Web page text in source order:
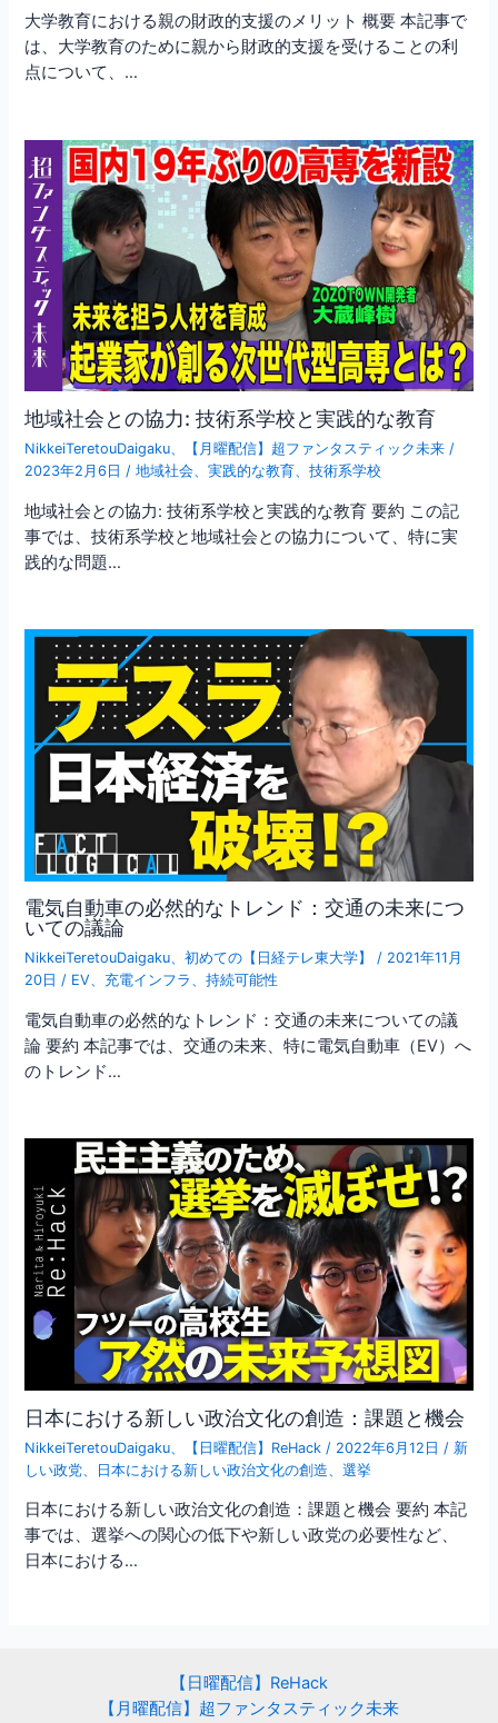
大学教育における親の財政的支援のメリット 概要 本記事で
は、大学教育のために親から財政的支援を受けることの利
点について、…
地域社会との協力: 技術系学校と実践的な教育
NikkeiTeretouDaigaku、 【月曜配信】超ファンタスティック未来 /
2023年2月6日 /地域社会、実践的な教育、技術系学校
地域社会との協力: 技術系学校と実践的な教育 要約 この記
事では、技術系学校と地域社会との協力について、特に実
践的な問題…
電気自動車の必然的なトレンド：交通の未来につ
いての議論
NikkeiTeretouDaigaku、初めての【日経テレ東大学】 / 2021年11月
20日 / EV、充電インフラ 、持続可能性
電気自動車の必然的なトレンド：交通の未来についての議
論 要約 本記事では、交通の未来、特に電気自動車（EV）へ
のトレンド…
日本における新しい政治文化の創造：課題と機会
NikkeiTeretouDaigaku 【日曜配信】ReHack / 2022年6月12日 / 新
しい政党
日本における新しい政治文化の創造 、選挙
日本における新しい政治文化の創造：課題と機会 要約 本記
事では、選挙への関心の低下や新しい政党の必要性など、
日本における…
【日曜配信】ReHack
【月曜配信】超ファンタスティック未来